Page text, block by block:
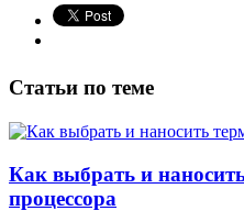
Статьи по теме
Как выбрать и
процессора